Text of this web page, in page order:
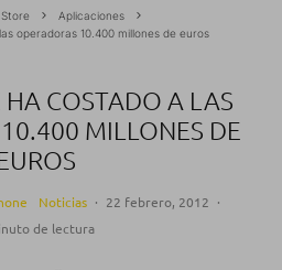
Aplicaciones
operadoras 10.400 millones de euros
COSTADO A LAS
MILLONES DE
Noticias · 22 febrero, 2012 ·
de lectura